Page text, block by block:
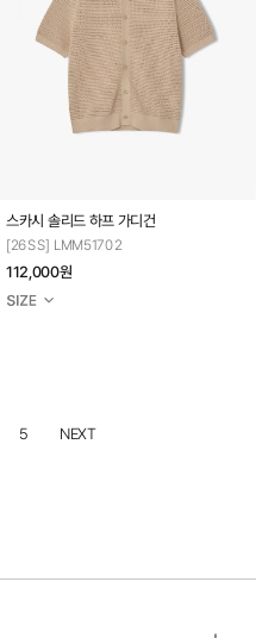
스카시 솔리드 하프 가디건
[26SS] LMM51702
112,000원
5 NEXT